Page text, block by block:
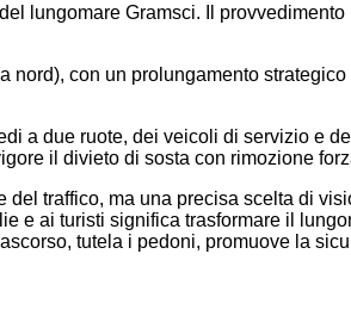
lungomare Gramsci. Il
con un prolungamento
a due ruote, dei veicoli di servizio e
il divieto di sosta con rimozione
traffico, ma una precisa scelta di
e ai turisti significa trasformare il
tutela i pedoni, promuove la